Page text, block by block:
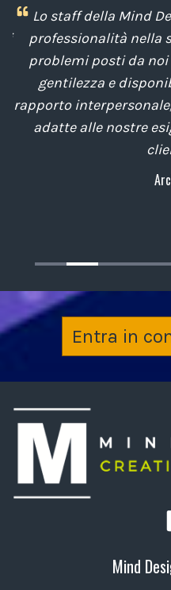
Lo staff della Mind
professionalità nella
problemi posti da noi
gentilezza e
rapporto
adatte alle nostre
Entra in
Mind